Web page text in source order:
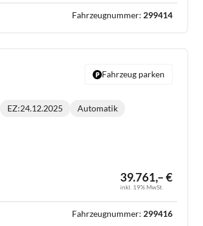
Fahrzeugnummer: 299414
39.761,– €
inkl. 19% MwSt.
EZ:24.12.2025
Getriebe:
Automatik
Fahrzeug parken
Fahrzeugnummer: 299416